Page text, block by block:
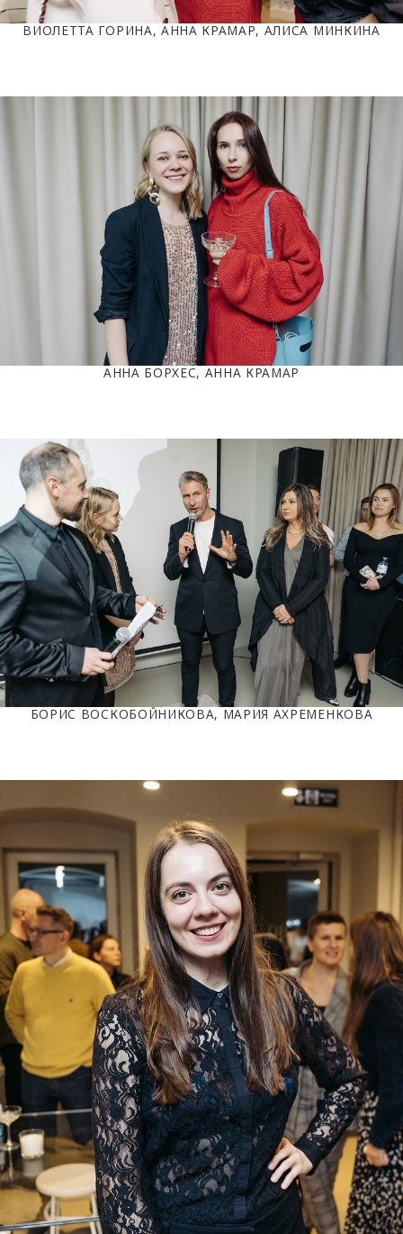
ВИОЛЕТТА ГОРИНА, АННА КРАМАР, АЛИСА МИНКИНА
АННА БОРХЕС, АННА КРАМАР
БОРИС ВОСКОБОЙНИКОВА, МАРИЯ АХРЕМЕНКОВА